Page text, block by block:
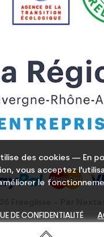
des cookies — En
vous acceptez
le
DE CONFIDENTIALITÉ